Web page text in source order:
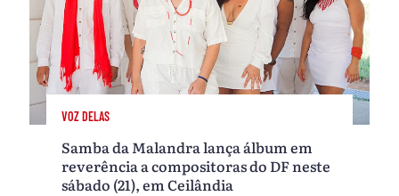
VOZ DELAS
Samba da Malandra lança álbum em
reverência a compositoras do DF neste
sábado (21), em Ceilândia